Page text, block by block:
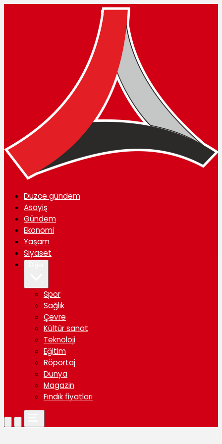
Düzce gündem
Asayiş
Gündem
Ekonomi
Yaşam
Siyaset
Spor
Sağlık
Çevre
Kültür sanat
Teknoloji
Eğitim
Röportaj
Dünya
Magazin
Fındık fiyatları